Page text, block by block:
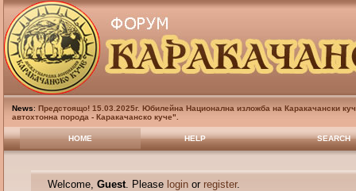
News: Предстоящо! 15.03.2025г. Юбилейна Национална изложба на Каракачански
автохтонна порода - Каракачанско куче".
HOME HELP SEARCH
Welcome, Guest. Please loginor register.